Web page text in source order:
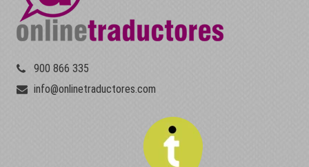
900 866 335
info@onlinetraductores.com